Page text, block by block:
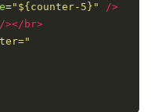
="${counter-5}"
/>
/></br>